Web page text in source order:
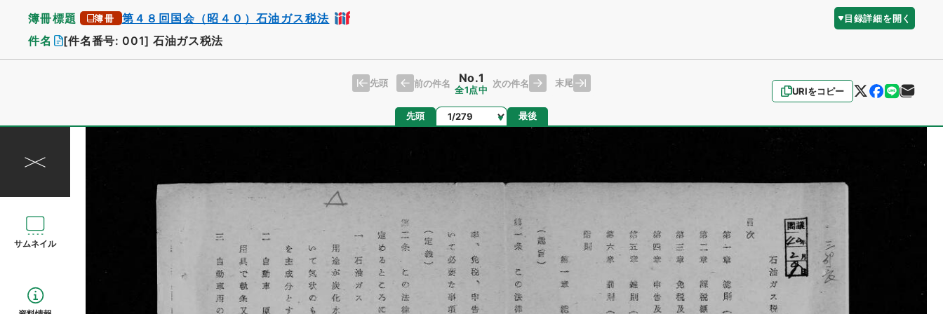
簿冊標題 簿冊 第４８回国会（昭４０）石油ガス税法 目録詳細を開く
件名 [件名番号: 001] 石油ガス税法
URIをコピー
先頭 前の件名 No.1
全1点中
次の件名 末尾
先頭 ページ 最後
サムネイル